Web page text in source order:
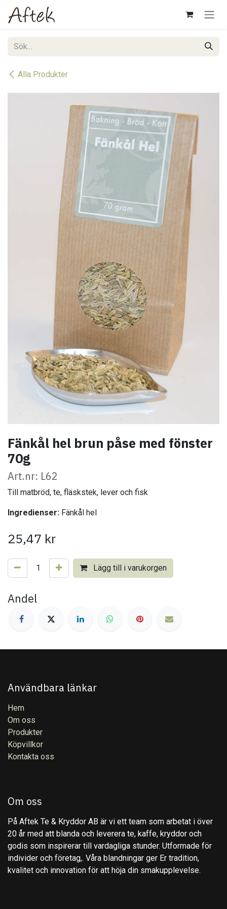
Hoppa till innehåll
Alla Produkter
Fänkål hel brun påse med fönster
70g
Art.nr: L62
Till matbröd, te, fläskstek, lever och fisk
Ingredienser: Fänkål hel
25,47 kr
Lägg till i varukorgen
Andel
Användbara länkar
Hem
Om oss
Produkter
Köpvillkor
Kontakta oss
Om oss
På Aftek Te & Kryddor AB är vi ett team som arbetat i över
20 år med att blanda och leverera te, kaffe, kryddor och
godis som inspirerar till vardagliga stunder. Utformade för
individer och företag,. Våra blandningar ger Er tradition,
kvalitet och innovation för att höja din smakupplevelse.